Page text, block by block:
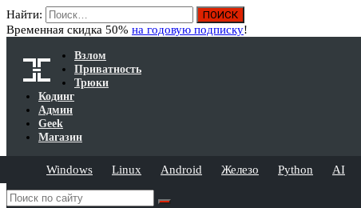
Найти:
Временная скидка 50% на годовую подписку!
Взлом
Приватность
Трюки
Кодинг
Админ
Geek
Магазин
Windows Linux Android Железо Python AI